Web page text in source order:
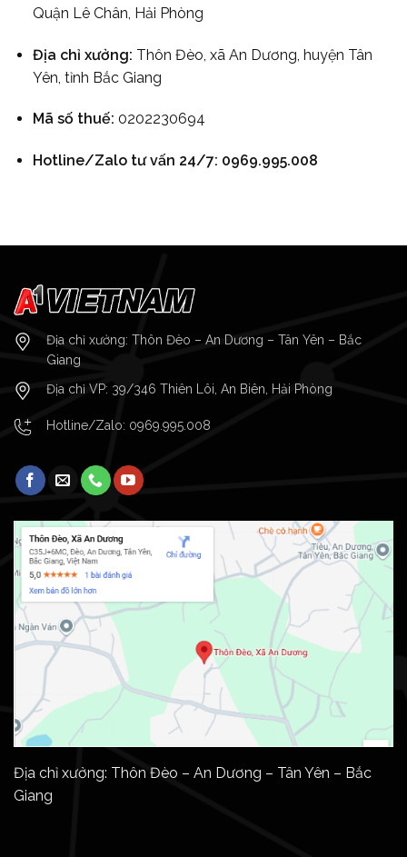
Quận Lê Chân, Hải Phòng
Địa chỉ xưởng: Thôn Đèo, xã An Dương, huyện Tân
Yên, tỉnh Bắc Giang
Mã số thuế: 0202230694
Hotline/Zalo tư vấn 24/7: 0969.995.008
Địa chỉ xưởng: Thôn Đèo – An Dương – Tân Yên – Bắc
Giang
Địa chỉ VP: 39/346 Thiên Lôi, An Biên, Hải Phòng
Hotline/Zalo: 0969.995.008
Địa chỉ xưởng: Thôn Đèo – An Dương – Tân Yên – Bắc
Giang